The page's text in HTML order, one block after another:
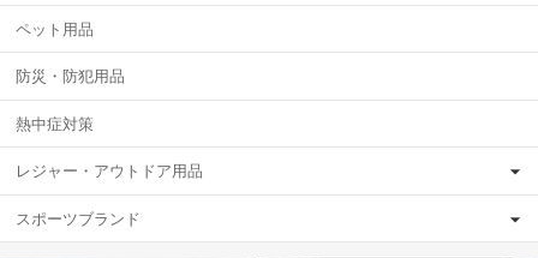
ペット用品
防災・防犯用品
熱中症対策
レジャー・アウトドア用品
スポーツブランド